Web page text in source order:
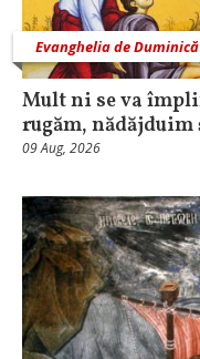
Evanghelia de Duminică
Mult ni se va
rugăm,
09 Aug, 2026